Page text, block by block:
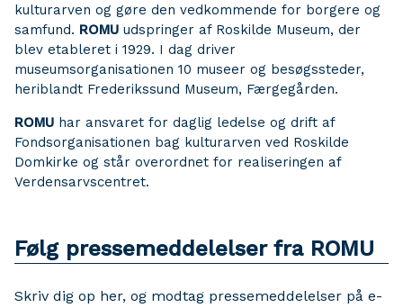
kulturarven og gøre den vedkommende for borgere og
samfund. ROMU udspringer af Roskilde Museum, der
blev etableret i 1929. I dag driver
museumsorganisationen 10 museer og besøgssteder,
heriblandt Frederikssund Museum, Færgegården.
ROMU har ansvaret for daglig ledelse og drift af
Fondsorganisationen bag kulturarven ved Roskilde
Domkirke og står overordnet for realiseringen af
Verdensarvscentret.
Følg pressemeddelelser fra ROMU
Skriv dig op her, og modtag pressemeddelelser på e-